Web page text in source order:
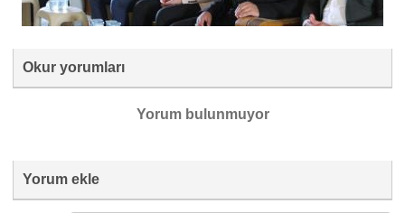
Okur yorumları
Yorum bulunmuyor
Yorum ekle